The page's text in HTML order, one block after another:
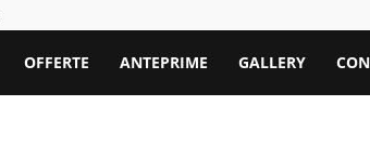
OFFERTE ANTEPRIME GALLERY